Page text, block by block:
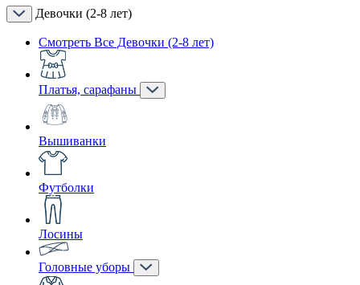
Девочки (2-8 лет)
Смотреть Все Девочки (2-8 лет)
Платья, сарафаны
Вышиванки
Футболки
Лосины
Головные уборы